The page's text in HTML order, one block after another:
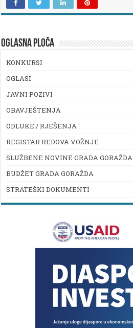
OGLASNA PLOČA
KONKURSI
OGLASI
JAVNI POZIVI
OBAVJEŠTENJA
ODLUKE / RJEŠENJA
REGISTAR REDOVA VOŽNJE
SLUŽBENE NOVINE GRADA GORAŽDA
BUDŽET GRADA GORAŽDA
STRATEŠKI DOKUMENTI